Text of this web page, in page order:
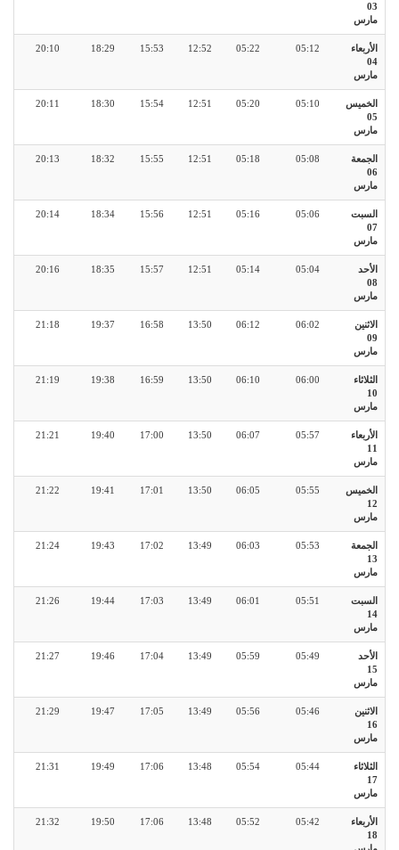
03
مارس
الأربعاء
04
مارس
05:12
05:22
12:52
15:53
18:29
20:10
الخميس
05
مارس
05:10
05:20
12:51
15:54
18:30
20:11
الجمعة
06
مارس
05:08
05:18
12:51
15:55
18:32
20:13
السبت
07
مارس
05:06
05:16
12:51
15:56
18:34
20:14
الأحد
08
مارس
05:04
05:14
12:51
15:57
18:35
20:16
الاثنين
09
مارس
06:02
06:12
13:50
16:58
19:37
21:18
الثلاثاء
10
مارس
06:00
06:10
13:50
16:59
19:38
21:19
الأربعاء
11
مارس
05:57
06:07
13:50
17:00
19:40
21:21
الخميس
12
مارس
05:55
06:05
13:50
17:01
19:41
21:22
الجمعة
13
مارس
05:53
06:03
13:49
17:02
19:43
21:24
السبت
14
مارس
05:51
06:01
13:49
17:03
19:44
21:26
الأحد
15
مارس
05:49
05:59
13:49
17:04
19:46
21:27
الاثنين
16
مارس
05:46
05:56
13:49
17:05
19:47
21:29
الثلاثاء
17
مارس
05:44
05:54
13:48
17:06
19:49
21:31
الأربعاء
18
05:42
05:52
13:48
17:06
19:50
21:32